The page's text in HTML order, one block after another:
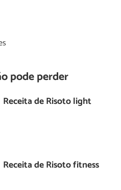
pode perder
Receita de Risoto light
Receita de Risoto fitness